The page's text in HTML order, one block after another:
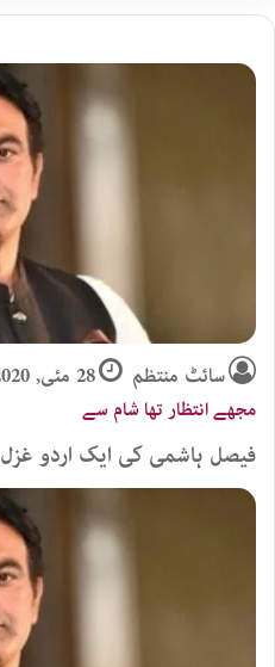
سائٹ منتظم 28 مئی, 2020
فیصل ہاشمی کی ایک اردو غزل